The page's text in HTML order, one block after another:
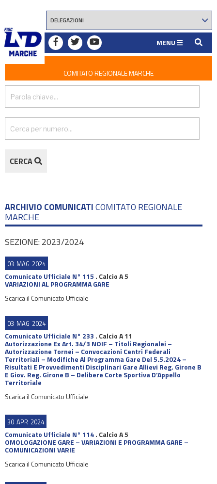
MENU
COMITATO REGIONALE MARCHE
CERCA
ARCHIVIO COMUNICATICOMITATO REGIONALE
MARCHE
SEZIONE: 2023/2024
03 MAG 2024
Comunicato Ufficiale N° 115 . Calcio A 5
VARIAZIONI AL PROGRAMMA GARE
Scarica il Comunicato Ufficiale
03 MAG 2024
Comunicato Ufficiale N° 233 . Calcio A 11
Autorizzazione Ex Art. 34/3 NOIF – Titoli Regionalei –
Autorizzazione Tornei – Convocazioni Centri Federali
Territoriali – Modifiche Al Programma Gare Del 5.5.2024 –
Risultati E Provvedimenti Disciplinari Gare Allievi Reg. Girone B
E Giov. Reg. Girone B – Delibere Corte Sportiva D’Appello
Territoriale
Scarica il Comunicato Ufficiale
30 APR 2024
Comunicato Ufficiale N° 114. Calcio A 5
OMOLOGAZIONE GARE – VARIAZIONI E PROGRAMMA GARE –
COMUNICAZIONI VARIE
Scarica il Comunicato Ufficiale